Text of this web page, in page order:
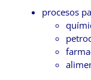
procesos